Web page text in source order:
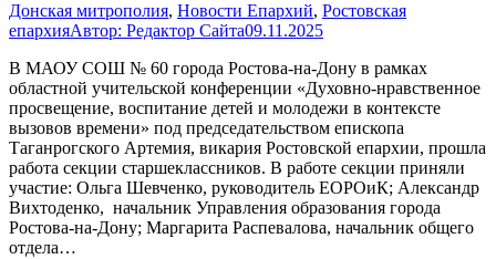
Донская митрополия, Новости Епархий, Ростовская
епархияАвтор: Редактор Сайта09.11.2025
В МАОУ СОШ № 60 города Ростова-на-Дону в рамках
областной учительской конференции «Духовно-нравственное
просвещение, воспитание детей и молодежи в контексте
вызовов времени» под председательством епископа
Таганрогского Артемия, викария Ростовской епархии, прошла
работа секции старшеклассников. В работе секции приняли
участие: Ольга Шевченко, руководитель ЕОРОиК; Александр
Вихтоденко, начальник Управления образования города
Ростова-на-Дону; Маргарита Распевалова, начальник общего
отдела…